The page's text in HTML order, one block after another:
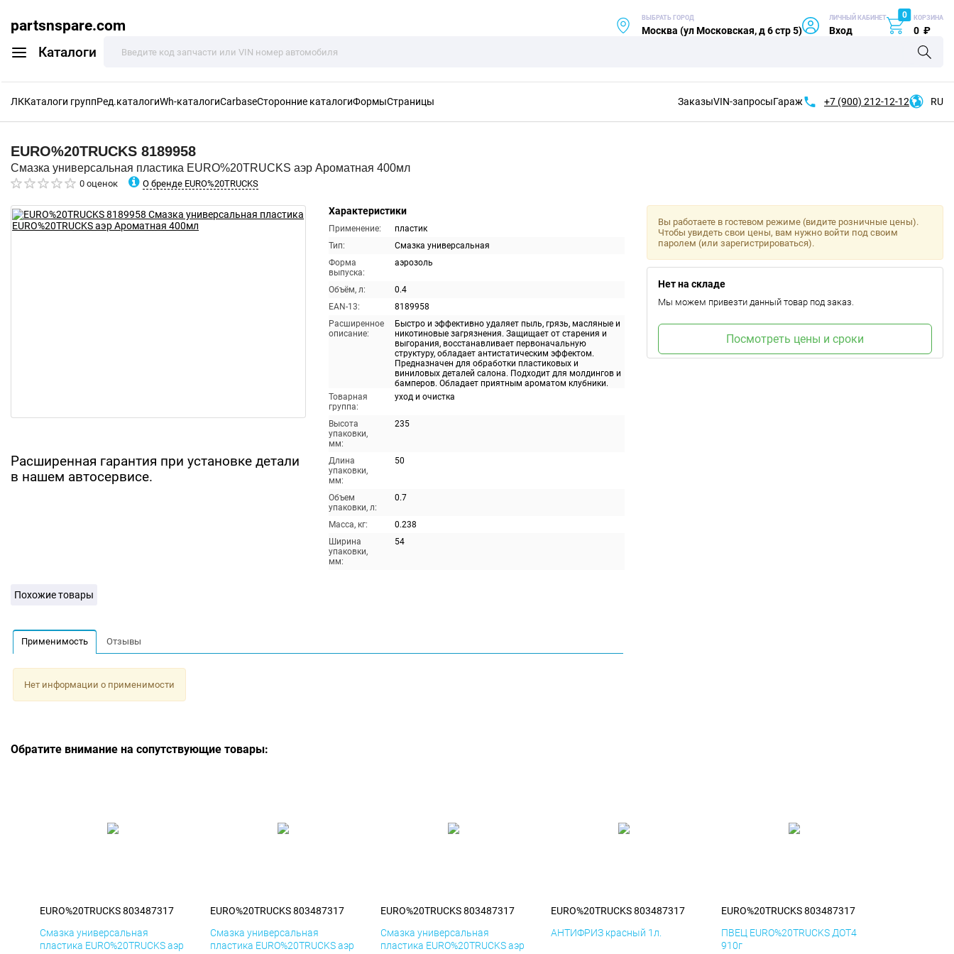
partsnspare.com
Каталоги
ВЫБРАТЬ ГОРОД
Москва (ул Московская, д 6 стр 5)
ЛИЧНЫЙ КАБИНЕТ
Вход
0 КОРЗИНА
0 ₽
ЛККаталоги группРед.каталогиWh-каталогиCarbaseСторонние каталогиФормыСтраницы ЗаказыVIN-запросыГараж +7 (900) 212-12-12 RU
EURO%20TRUCKS 8189958
Смазка универсальная пластика EURO%20TRUCKS аэр Ароматная 400мл
0 оценок О бренде EURO%20TRUCKS
Расширенная гарантия при установке детали
в нашем автосервисе.
Характеристики
Применение:
пластик
Тип:
Смазка универсальная
Форма
выпуска:
аэрозоль
Объём, л:
0.4
EAN-13:
8189958
Расширенное
описание:
Быстро и эффективно удаляет пыль, грязь, масляные и
никотиновые загрязнения. Защищает от старения и
выгорания, восстанавливает первоначальную
структуру, обладает антистатическим эффектом.
Предназначен для обработки пластиковых и
виниловых деталей салона. Подходит для молдингов и
бамперов. Обладает приятным ароматом клубники.
Товарная
группа:
уход и очистка
Высота
упаковки,
мм:
235
Длина
упаковки,
мм:
50
Объем
упаковки, л:
0.7
Масса, кг:
0.238
Ширина
упаковки,
мм:
54
Вы работаете в гостевом режиме (видите розничные цены).
Чтобы увидеть свои цены, вам нужно войти под своим
паролем (или зарегистрироваться).
Нет на складе
Мы можем привезти данный товар под заказ.
Посмотреть цены и сроки
Похожие товары
Применимость Отзывы
Нет информации о применимости
Обратите внимание на сопутствующие товары:
EURO%20TRUCKS 803487317
Смазка универсальная
пластика EURO%20TRUCKS аэр
EURO%20TRUCKS 803487317
Смазка универсальная
пластика EURO%20TRUCKS аэр
EURO%20TRUCKS 803487317
Смазка универсальная
пластика EURO%20TRUCKS аэр
EURO%20TRUCKS 803487317
АНТИФРИЗ красный 1л.
EURO%20TRUCKS 803487317
ПВЕЦ EURO%20TRUCKS ДОТ4
910г